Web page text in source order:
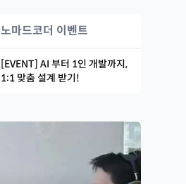
노마드코더 이벤트
[EVENT] AI 부터 1인 개발까지,
1:1 맞춤 설계 받기!